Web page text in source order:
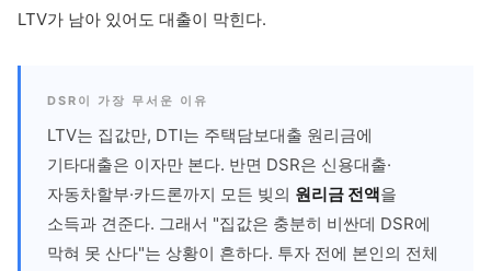
LTV가 남아 있어도 대출이 막힌다.
DSR이 가장 무서운 이유
LTV는 집값만, DTI는 주택담보대출 원리금에
기타대출은 이자만 본다. 반면 DSR은 신용대출·
자동차할부·카드론까지 모든 빚의 원리금 전액을
소득과 견준다. 그래서 "집값은 충분히 비싼데 DSR에
막혀 못 산다"는 상황이 흔하다. 투자 전에 본인의 전체